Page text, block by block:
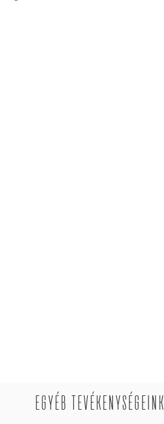
EGYÉB TEVÉKENYSÉGEINK